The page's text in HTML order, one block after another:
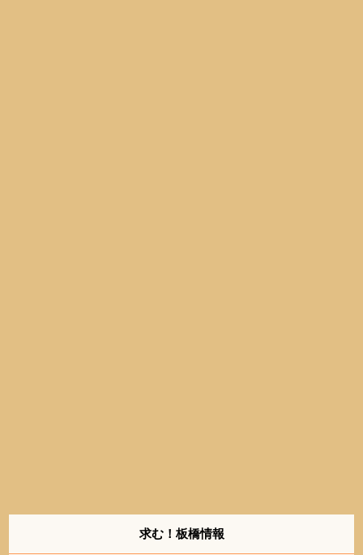
求む！板橋情報